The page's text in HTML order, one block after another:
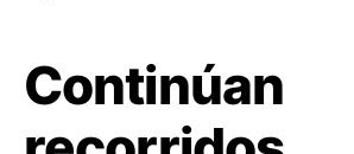
Continúan